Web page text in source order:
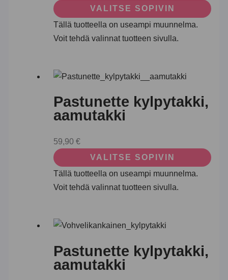
VALITSE SOPIVIN
Tällä tuotteella on useampi muunnelma.
Voit tehdä valinnat tuotteen sivulla.
Pastunette kylpytakki,
aamutakki
59,90 €
VALITSE SOPIVIN
Tällä tuotteella on useampi muunnelma.
Voit tehdä valinnat tuotteen sivulla.
Pastunette kylpytakki,
aamutakki